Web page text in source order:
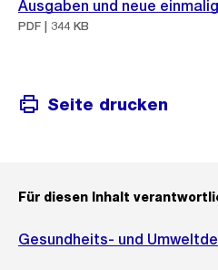
Ausgaben und neue
PDF | 344 KB
Seite drucken
Für diesen Inhalt
Gesundheits- und